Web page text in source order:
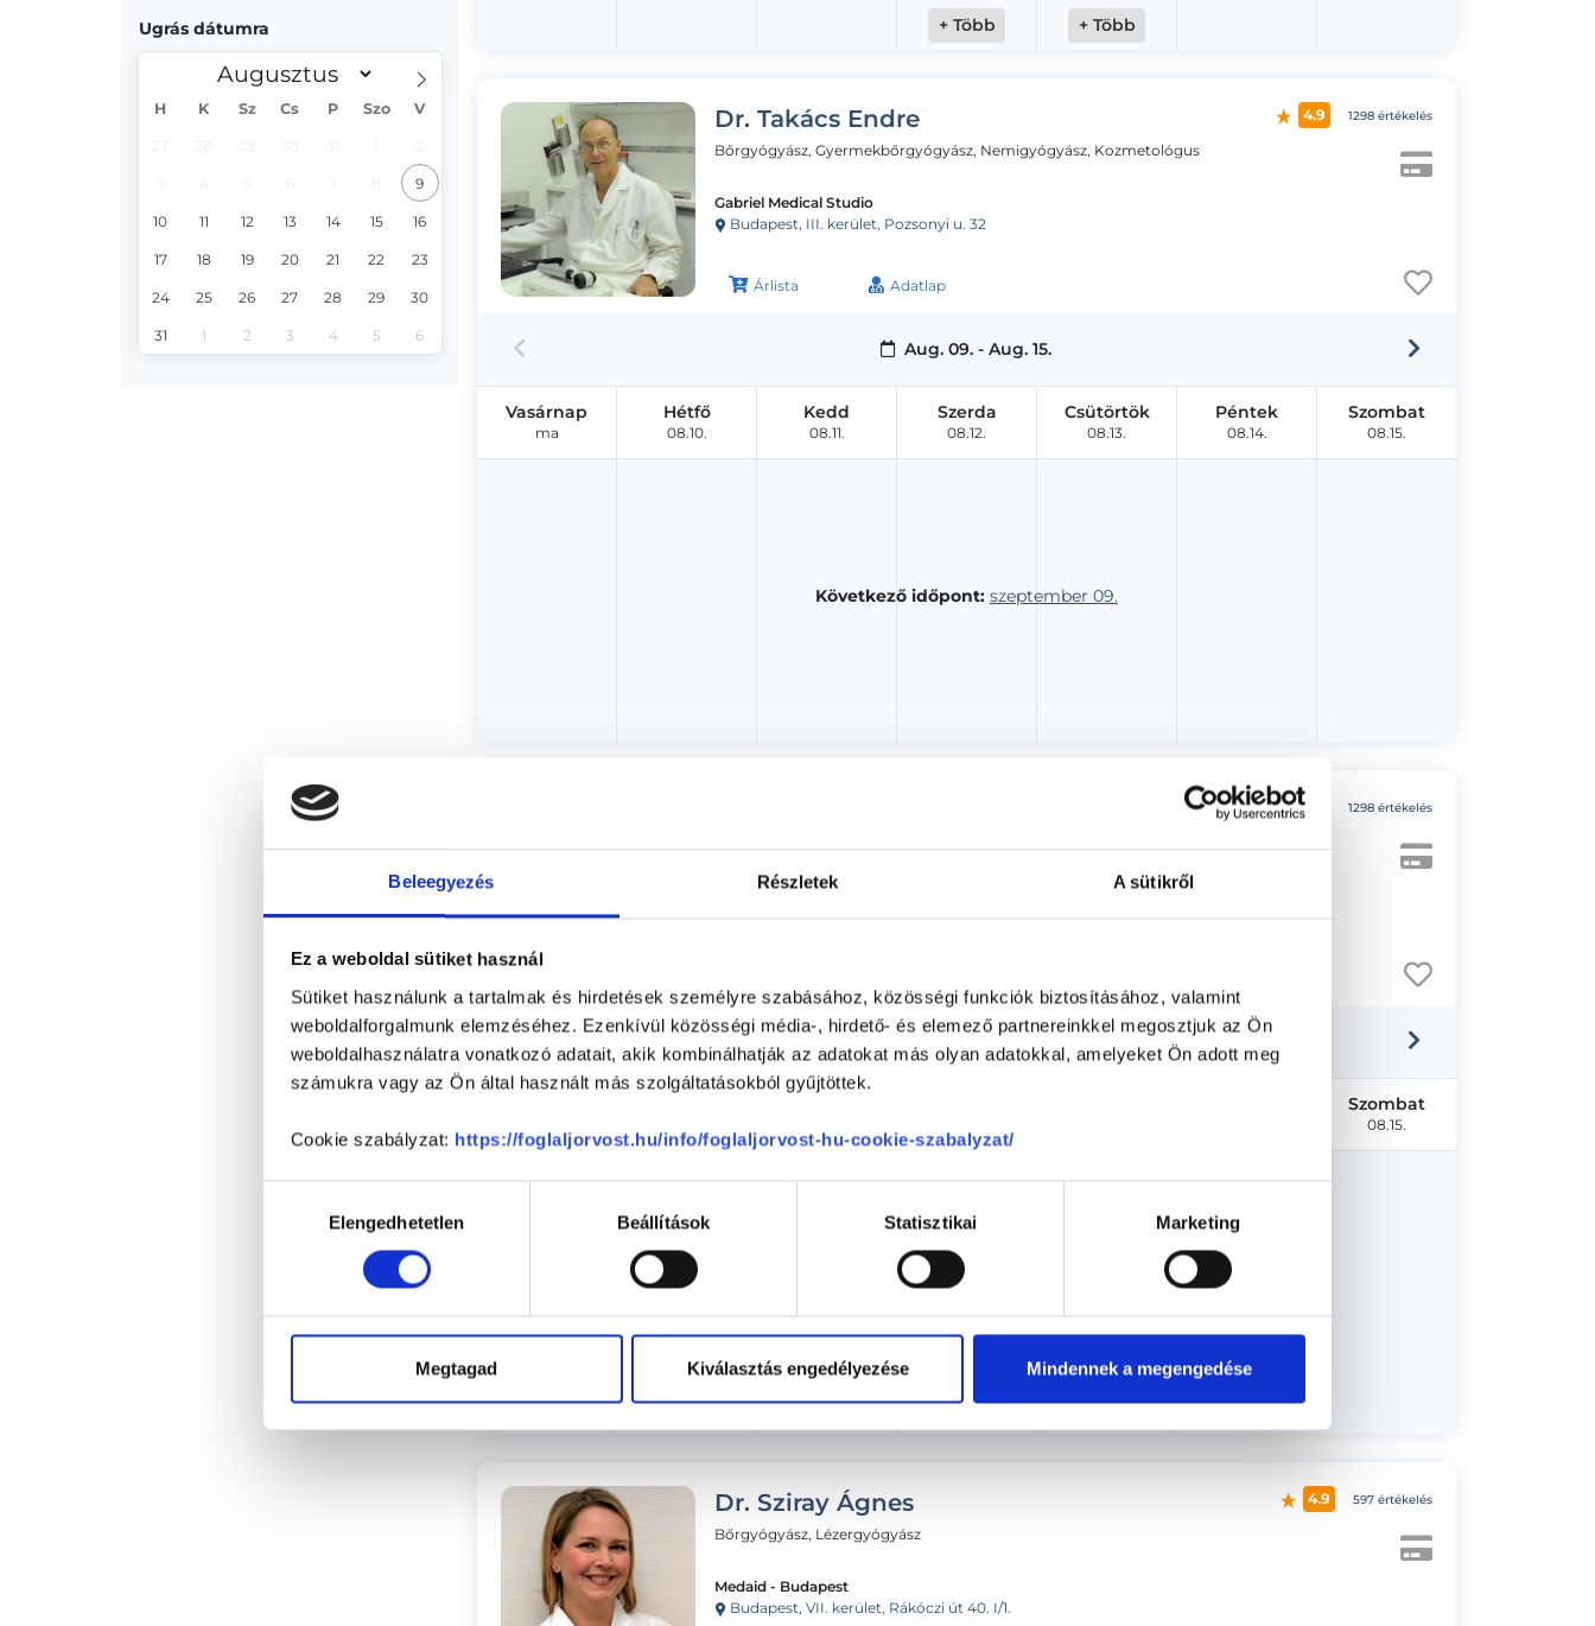
Beleegyezés Részletek A sütikről
Ez a weboldal sütiket használ
Sütiket használunk a tartalmak és hirdetések személyre szabásához, közösségi funkciók biztosításához, valamint
weboldalforgalmunk elemzéséhez. Ezenkívül közösségi média-, hirdető- és elemező partnereinkkel megosztjuk az Ön
weboldalhasználatra vonatkozó adatait, akik kombinálhatják az adatokat más olyan adatokkal, amelyeket Ön adott meg
számukra vagy az Ön által használt más szolgáltatásokból gyűjtöttek.
Cookie szabályzat: https://foglaljorvost.hu/info/foglaljorvost-hu-cookie-szabalyzat/
kiválasztásaElengedhetetlen Beállítások Statisztikai Marketing
Megtagad Kiválasztás engedélyezése Mindennek a megengedése
Ugrás dátumra
H K Sz Cs P Szo V
9
10 11 12 13 14 15 16
17 18 19 20 21 22 23
24 25 26 27 28 29 30
31 1 2 3 4 5 6
+ Több + Több
Dr. Takács Endre
Bőrgyógyász, Gyermekbőrgyógyász, Nemigyógyász, Kozmetológus
Gabriel Medical Studio
Budapest, III. kerület, Pozsonyi u. 32
Árlista Adatlap
4.9 1298 értékelés
Aug. 09. - Aug. 15.
Következő időpont: szeptember 09.
Vasárnap
ma
Hétfő
08.10.
Kedd
08.11.
Szerda
08.12.
Csütörtök
08.13.
Péntek
08.14.
Szombat
08.15.
Medastra Medical Magánorvosi Rendelő
Budapest, III. kerület, Szentendrei út 13
4.9 1298 értékelés
Aug. 09. - Aug. 15.
Következő időpont:
Szombat
08.15.
Dr. Sziray Ágnes
Bőrgyógyász, Lézergyógyász
Medaid - Budapest
Budapest, VII. kerület, Rákóczi út 40. I/1.
4.9 597 értékelés